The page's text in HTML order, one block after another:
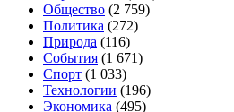
Общество (2 759)
Политика (272)
Природа (116)
События (1 671)
Спорт (1 033)
Технологии (196)
Экономика (495)